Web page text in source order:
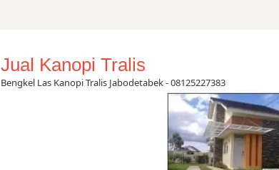
Jual Kanopi Tralis
Bengkel Las Kanopi Tralis Jabodetabek - 08125227383